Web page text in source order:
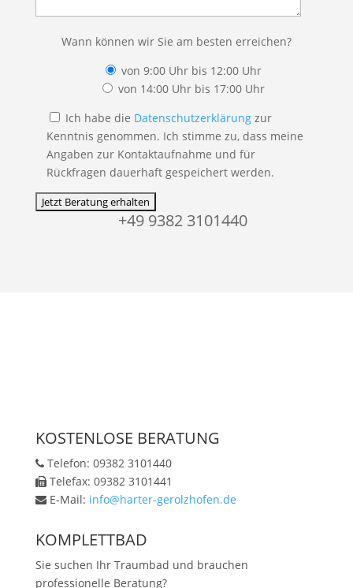
Wann können wir Sie am besten erreichen?
von 9:00 Uhr bis 12:00 Uhr
von 14:00 Uhr bis 17:00 Uhr
Ich habe die Datenschutzerklärungzur
Kenntnis genommen. Ich stimme zu, dass meine
Angaben zur Kontaktaufnahme und für
Rückfragen dauerhaft gespeichert werden.
+49 9382 3101440
KOSTENLOSE BERATUNG
Telefon: 09382 3101440
Telefax: 09382 3101441
E-Mail: info@harter-gerolzhofen.de
KOMPLETTBAD
Sie suchen Ihr Traumbad und brauchen
professionelle Beratung?